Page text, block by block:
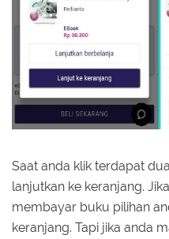
Saat anda klik terdapat
lanjutkan ke keranjang.
membayar buku pilihan
keranjang. Tapi jika anda